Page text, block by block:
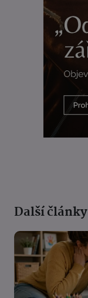
Další články